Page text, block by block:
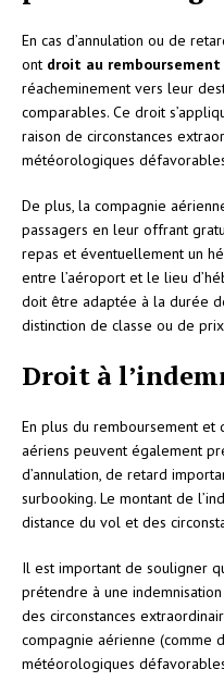
En cas d’annulation ou de
ont droit au remboursement
réacheminement vers leur
comparables. Ce droit
raison de circonstances
météorologiques
De plus, la compagnie
passagers en leur offrant
repas et éventuellement un
entre l’aéroport et le lieu
doit être adaptée à la durée
distinction de classe ou de
Droit à
En plus du remboursement et
aériens peuvent également
d’annulation, de retard
surbooking. Le montant de
distance du vol et des
Il est important de souligner
prétendre à une
des circonstances
compagnie aérienne (comme
météorologiques